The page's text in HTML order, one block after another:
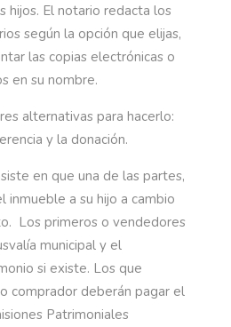
hijos. El notario redacta los
según la opción que elijas,
las copias electrónicas o
en su nombre.
alternativas para hacerlo:
y la donación.
en que una de las partes,
inmueble a su hijo a cambio
Los primeros o vendedores
municipal y el
si existe. Los que
comprador deberán pagar el
Patrimoniales